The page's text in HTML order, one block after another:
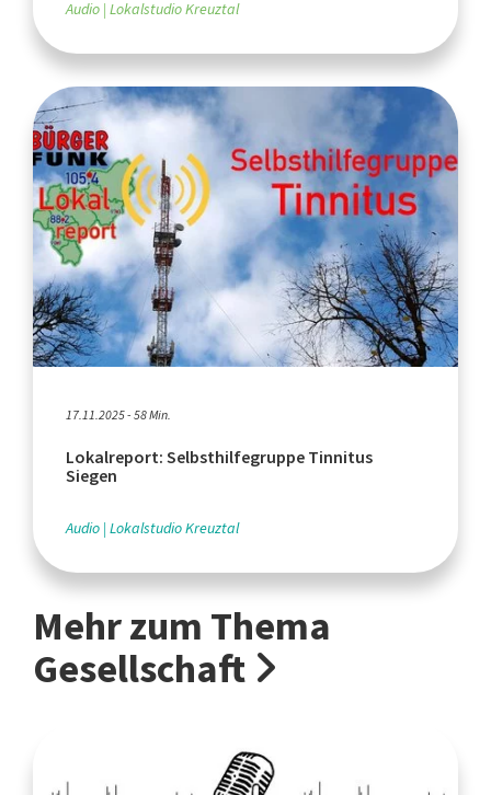
Audio Lokalstudio Kreuztal
17.11.2025 - 58 Min.
Lokalreport: Selbsthilfegruppe Tinnitus
Siegen
Audio Lokalstudio Kreuztal
Mehr zum Thema
Gesellschaft